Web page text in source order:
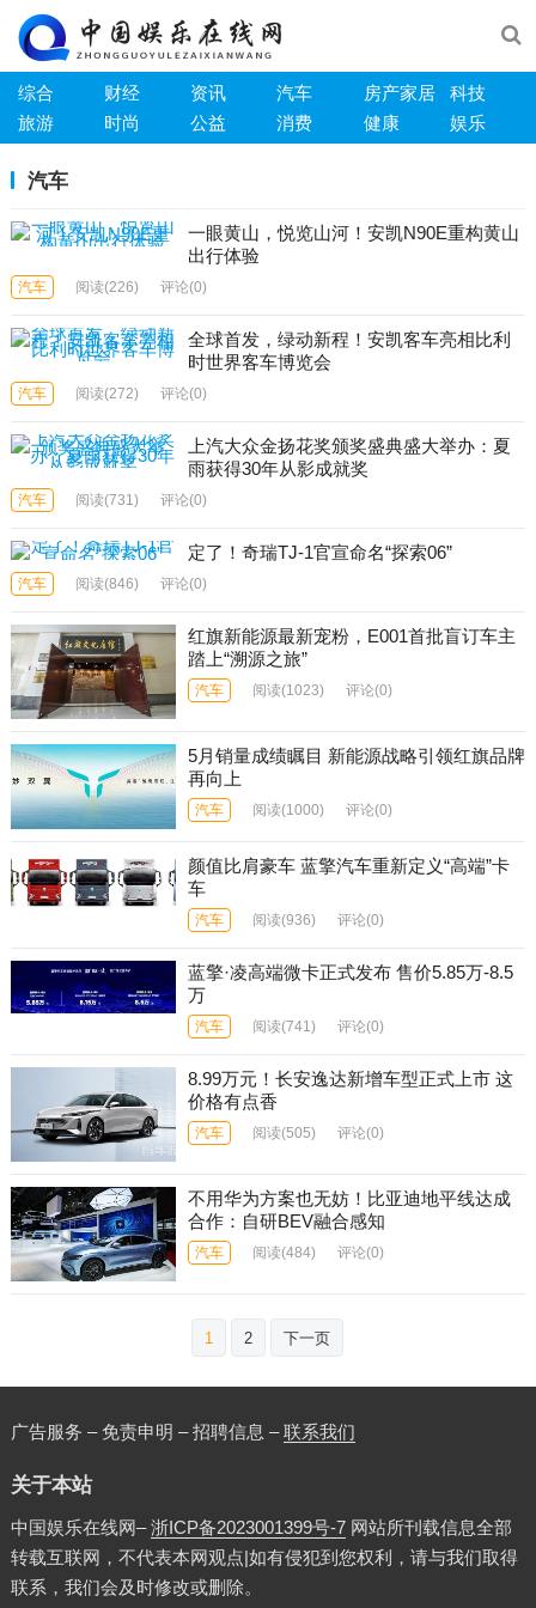
综合 财经 资讯 汽车 房产家居
科技
旅游
时尚 公益 消费 健康 娱乐
汽车
一眼黄山，悦览山河！安凯N90E重构黄山
出行体验
汽车 阅读(226) 评论(0)
全球首发，绿动新程！安凯客车亮相比利
时世界客车博览会
汽车 阅读(272) 评论(0)
上汽大众金扬花奖颁奖盛典盛大举办：夏
雨获得30年从影成就奖
汽车 阅读(731) 评论(0)
定了！奇瑞TJ-1官宣命名“探索06”
汽车 阅读(846) 评论(0)
红旗新能源最新宠粉，E001首批盲订车主
踏上“溯源之旅”
汽车 阅读(1023) 评论(0)
5月销量成绩瞩目 新能源战略引领红旗品牌
再向上
汽车 阅读(1000) 评论(0)
颜值比肩豪车 蓝擎汽车重新定义“高端”卡
车
汽车 阅读(936) 评论(0)
蓝擎·凌高端微卡正式发布 售价5.85万-8.5
万
汽车 阅读(741) 评论(0)
8.99万元！长安逸达新增车型正式上市 这
价格有点香
汽车 阅读(505) 评论(0)
不用华为方案也无妨！比亚迪地平线达成
合作：自研BEV融合感知
汽车 阅读(484) 评论(0)
分
页
1 2 下一页
广告服务 – 免责申明 – 招聘信息 –联系我们
关于本站
中国娱乐在线网–浙ICP备2023001399号-7网站所刊载信息全部
转载互联网，不代表本网观点|如有侵犯到您权利，请与我们取得
联系，我们会及时修改或删除。